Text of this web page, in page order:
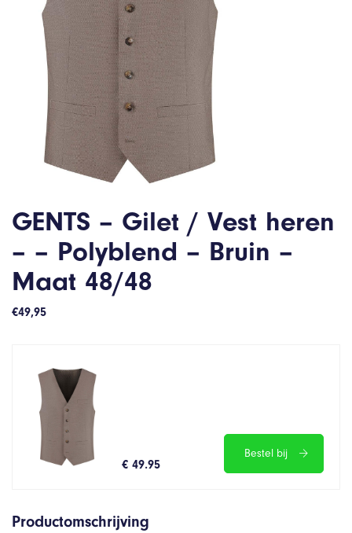
GENTS – Gilet / Vest heren
– – Polyblend – Bruin –
Maat 48/48
€49,95
€ 49.95
Bestel bij
Productomschrijving